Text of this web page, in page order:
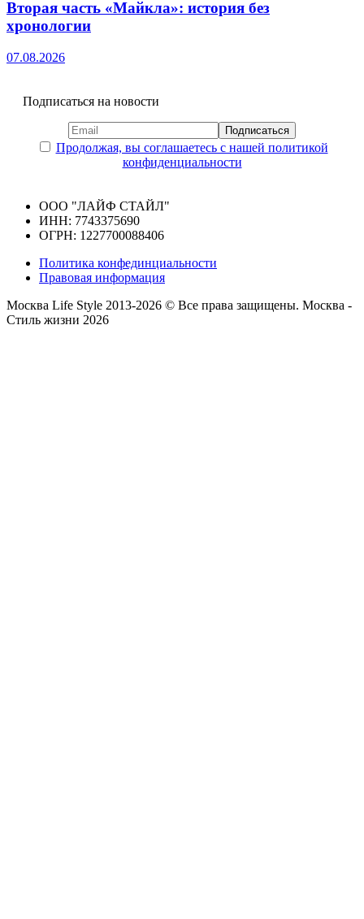
Вторая часть «Майкла»: история без
хронологии
07.08.2026
Подписаться на новости
Продолжая, вы соглашаетесь с нашей политикой
конфиденциальности
ООО "ЛАЙФ СТАЙЛ"
ИНН: 7743375690
ОГРН: 1227700088406
Политика конфединциальности
Правовая информация
Москва Life Style 2013-2026 © Все права защищены. Москва -
Стиль жизни 2026